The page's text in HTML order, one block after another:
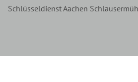
Schlüsseldienst Aachen